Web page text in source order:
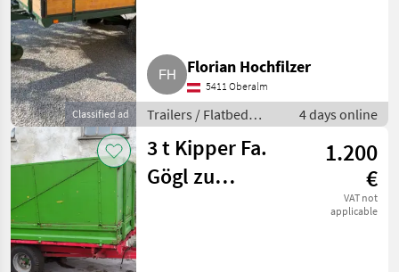
Classified ad
Florian Hochfilzer
5411 Oberalm
Trailers / Flatbed
trailers
4 days online
3 t Kipper Fa.
Gögl zu
1.200
€
VAT not
applicable